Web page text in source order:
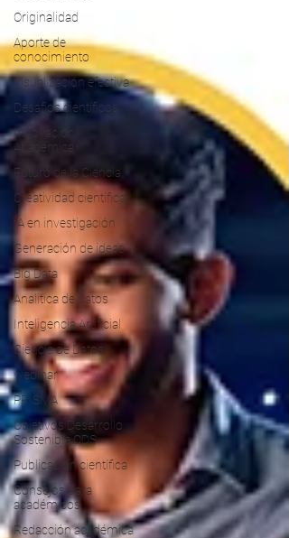
Originalidad
Aporte de
conocimiento
Visualización efectiva
Desafíos científicos
Innovación
Académica
Futuro de la Ciencia
Creatividad científica
IA en investigación
Generación de ideas
Big Data
Analitica de datos
Inteligencia Artificial
Ciencia de Datos
webinar
PRISMA
Objetivos Desarrollo
Sostenible ODS
Publicación científica
Consejos para
académicos
Redacción académica